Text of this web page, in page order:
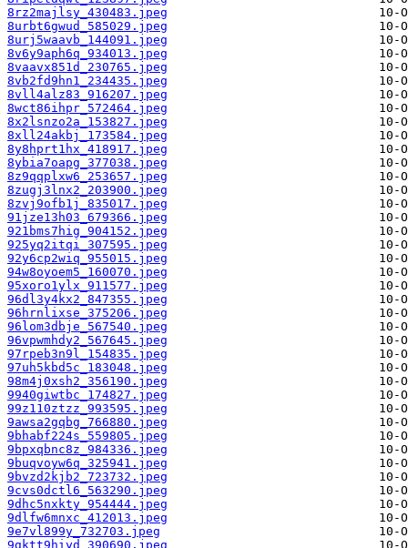
8rz2majlsy_430483.jpeg
8urbt6gwud_585029.jpeg
8urj5waavb_144091.jpeg
8v6y9aph6q_934013.jpeg
8vaavx851d_230765.jpeg
8vb2fd9hn1_234435.jpeg
8vll4alz83_916207.jpeg
8wct86ihpr_572464.jpeg
8x2lsnzo2a_153827.jpeg
8xll24akbj_173584.jpeg
8y8hprt1hx_418917.jpeg
8ybia7oapg_377038.jpeg
8z9qqplxw6_253657.jpeg
8zugj3lnx2_203900.jpeg
8zvj9ofb1j_835017.jpeg
91jze13h03_679366.jpeg
921bms7hig_904152.jpeg
925yq2itqi_307595.jpeg
92y6cp2wiq_955015.jpeg
94w8oyoem5_160070.jpeg
95xoro1ylx_911577.jpeg
96dl3y4kx2_847355.jpeg
96hrnlixse_375206.jpeg
96lom3dbje_567540.jpeg
96vpwmhdy2_567645.jpeg
97rpeb3n9l_154835.jpeg
97uh5kbd5c_183048.jpeg
98m4j0xsh2_356190.jpeg
9940giwtbc_174827.jpeg
99z110ztzz_993595.jpeg
9awsa2gqbg_766880.jpeg
9bhabf224s_559805.jpeg
9bpxqbnc8z_984336.jpeg
9buqvoyw6q_325941.jpeg
9bvzd2kjb2_723732.jpeg
9cvs0dctl6_563290.jpeg
9dhc5nxkty_954444.jpeg
9dlfw6mnxc_412013.jpeg
9e7vl899y_732703.jpeg
9gktt9hiyd_390690.jpeg